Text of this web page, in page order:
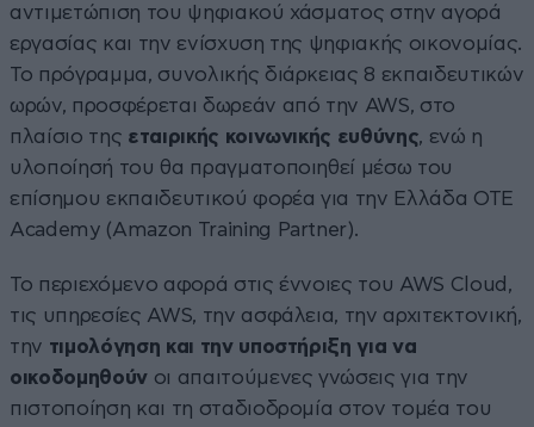
αντιμετώπιση του ψηφιακού χάσματος στην αγορά
εργασίας και την ενίσχυση της ψηφιακής οικονομίας.
Το πρόγραμμα, συνολικής διάρκειας 8 εκπαιδευτικών
ωρών, προσφέρεται δωρεάν από την AWS, στο
πλαίσιο της εταιρικής κοινωνικής ευθύνης, ενώ η
υλοποίησή του θα πραγματοποιηθεί μέσω του
επίσημου εκπαιδευτικού φορέα για την Ελλάδα OTE
Academy (Amazon Training Partner).
Το περιεχόμενο αφορά στις έννοιες του AWS Cloud,
τις υπηρεσίες AWS, την ασφάλεια, την αρχιτεκτονική,
την τιμολόγηση και την υποστήριξη για να
οικοδομηθούνοι απαιτούμενες γνώσεις για την
πιστοποίηση και τη σταδιοδρομία στον τομέα του